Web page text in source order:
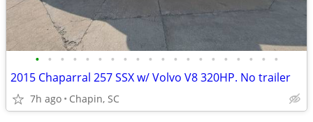
• • • • • • • • • • • • • • • • • • • •
2015 Chaparral 257 SSX w/ Volvo V8 320HP. No trailer
7h ago Chapin, SC